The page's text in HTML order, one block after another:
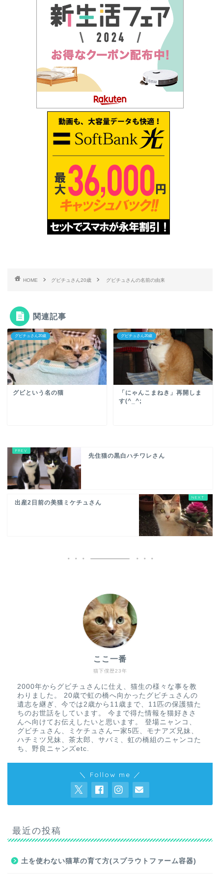
HOME グビチュさん20歳 グビチュさんの名前の由来
関連記事
グビチュさん20歳
グビという名の猫
グビチュさん20歳
「にゃんこまねき」再開しま
す(^_^;
先住猫の黒白ハチワレさん
出産2日前の美猫ミケチュさん
猫下僕歴23年
ここ一番
2000年からグビチュさんに仕え、猫生の様々な事を教
わりました。 20歳で虹の橋へ向かったグビチュさんの
遺志を継ぎ、今では2歳から11歳まで、11匹の保護猫た
ちのお世話をしています。 今まで得た情報を猫好きさ
んへ向けてお伝えしたいと思います。 登場ニャンコ、
グビチュさん、ミケチュさん一家5匹、モナアズ兄妹、
ハチミツ兄妹、茶太郎、サバミ、虹の橋組のニャンコた
ち、野良ニャンズetc.
＼ Follow me ／
最近の投稿
土を使わない猫草の育て方(スプラウトファーム容器)